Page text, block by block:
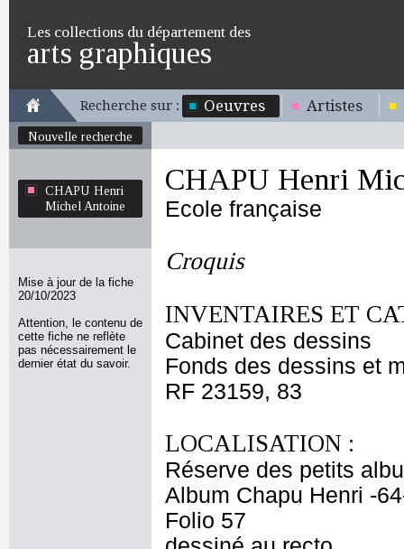
Les collections du département des
arts graphiques
Recherche sur : Oeuvres Artistes
Nouvelle recherche
CHAPU Henri
Michel Antoine
Mise à jour de la fiche
20/10/2023
Attention, le contenu de
cette fiche ne reflète
pas nécessairement le
dernier état du savoir.
CHAPU Henri
Ecole française
Croquis
INVENTAIRES ET
Cabinet des dessins
Fonds des dessins et
RF 23159, 83
LOCALISATION :
Réserve des petits
Album Chapu Henri -
Folio 57